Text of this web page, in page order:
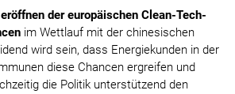
der europäischen Clean-Tech-
im Wettlauf mit der chinesischen
wird sein, dass Energiekunden in der
diese Chancen ergreifen und
die Politik unterstützend den